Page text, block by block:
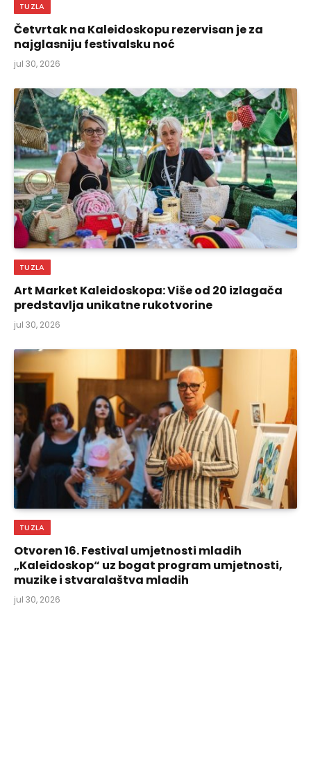
TUZLA
Četvrtak na Kaleidoskopu rezervisan je za
najglasniju festivalsku noć
jul 30, 2026
TUZLA
Art Market Kaleidoskopa: Više od 20 izlagača
predstavlja unikatne rukotvorine
jul 30, 2026
TUZLA
Otvoren 16. Festival umjetnosti mladih
„Kaleidoskop“ uz bogat program umjetnosti,
muzike i stvaralaštva mladih
jul 30, 2026